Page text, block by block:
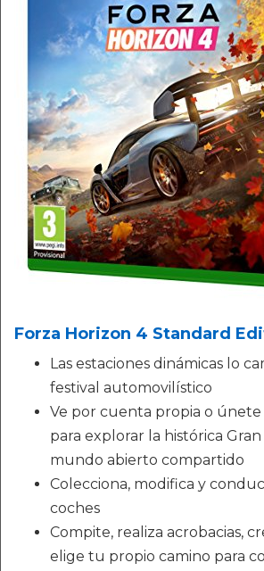
Forza Horizon 4 Standard
Las estaciones dinámicas lo
festival automovilístico
Ve por cuenta propia o únete
para explorar la histórica
mundo abierto compartido
Colecciona, modifica y
coches
Compite, realiza acrobacias,
elige tu propio camino para